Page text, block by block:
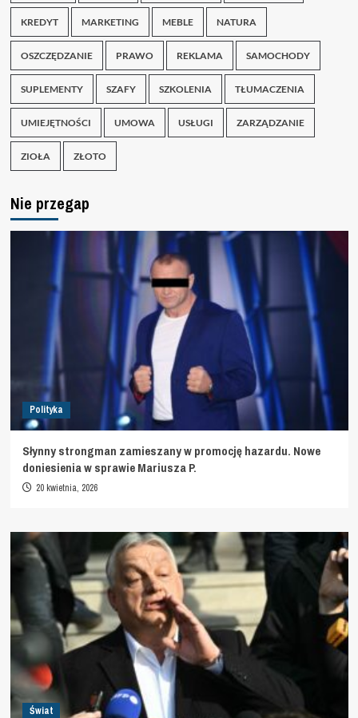
KREDYT MARKETING MEBLE NATURA
OSZCZĘDZANIE PRAWO REKLAMA SAMOCHODY
SUPLEMENTY SZAFY SZKOLENIA TŁUMACZENIA
UMIEJĘTNOŚCI UMOWA USŁUGI ZARZĄDZANIE
ZIOŁA ZŁOTO
Nie przegap
Polityka
Słynny strongman zamieszany w promocję hazardu. Nowe
doniesienia w sprawie Mariusza P.
20 kwietnia, 2026
Świat